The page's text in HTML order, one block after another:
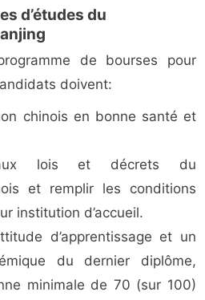
d’études du
de bourses pour
doivent:
chinois en bonne santé et
lois et décrets du
et remplir les conditions
institution d’accueil.
d’apprentissage et un
du dernier diplôme,
minimale de 70 (sur 100)